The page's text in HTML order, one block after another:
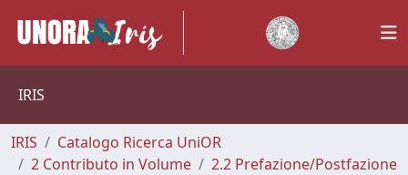
IRIS
IRIS
Catalogo Ricerca UniOR
2 Contributo in Volume
2.2 Prefazione/Postfazione